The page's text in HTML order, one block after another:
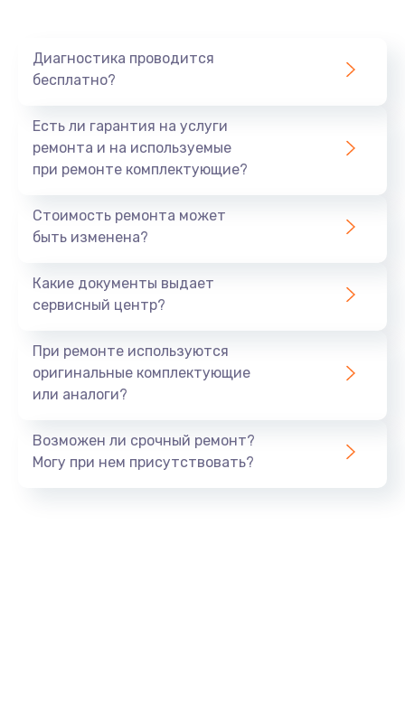
Диагностика проводится
бесплатно?
Есть ли гарантия на услуги
ремонта и на используемые
при ремонте комплектующие?
Стоимость ремонта может
быть изменена?
Какие документы выдает
сервисный центр?
При ремонте используются
оригинальные комплектующие
или аналоги?
Возможен ли срочный ремонт?
Могу при нем присутствовать?